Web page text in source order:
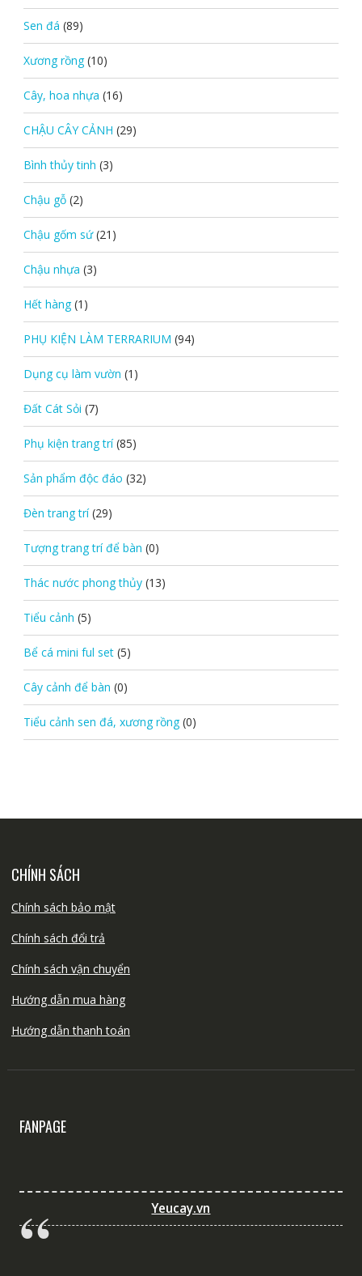
Sen đá (89)
Xương rồng (10)
Cây, hoa nhựa (16)
CHẬU CÂY CẢNH (29)
Bình thủy tinh (3)
Chậu gỗ (2)
Chậu gốm sứ (21)
Chậu nhựa (3)
Hết hàng (1)
PHỤ KIỆN LÀM TERRARIUM (94)
Dụng cụ làm vườn (1)
Đất Cát Sỏi (7)
Phụ kiện trang trí (85)
Sản phẩm độc đáo (32)
Đèn trang trí (29)
Tượng trang trí để bàn (0)
Thác nước phong thủy (13)
Tiểu cảnh (5)
Bể cá mini ful set (5)
Cây cảnh để bàn (0)
Tiểu cảnh sen đá, xương rồng (0)
CHÍNH SÁCH
Chính sách bảo mật
Chính sách đổi trả
Chính sách vận chuyển
Hướng dẫn mua hàng
Hướng dẫn thanh toán
FANPAGE
Yeucay.vn